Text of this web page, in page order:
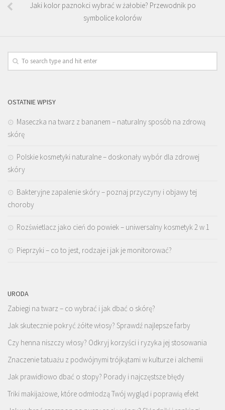
Jaki kolor paznokci wybrać w żałobie? Przewodnik po
symbolice kolorów
OSTATNIE WPISY
Maseczka na twarz z bananem – naturalny sposób na zdrową
skórę
Polskie kosmetyki naturalne – doskonały wybór dla zdrowej
skóry
Bakteryjne zapalenie skóry – poznaj przyczyny i objawy tej
choroby
Rozświetlacz jako cień do powiek – uniwersalny kosmetyk 2 w 1
Pieprzyki – co to jest, rodzaje i jak je monitorować?
URODA
Zabiegi na twarz – co wybrać i jak dbać o skórę?
Jak skutecznie pokryć żółte włosy? Sprawdź najlepsze farby
Czy henna niszczy włosy? Odkryj korzyści i ryzyka jej stosowania
Znaczenie tatuażu z podwójnymi trójkątami w kulturze i alchemii
Jak prawidłowo dbać o stopy? Porady i najczęstsze błędy
Triki makijażowe, które odmłodzą Twój wygląd i poprawią efekt